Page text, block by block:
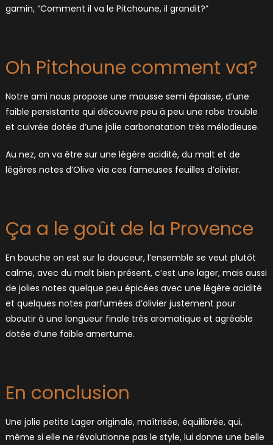
gamin, “Comment il va le Pitchoune, il grandit?”
Oh Pitchoune comment va?
Notre ami nous propose une mousse semi épaisse, d’une
faible persistante qui découvre peu à peu une robe trouble
et cuivrée dotée d’une jolie carbonatation très mélodieuse.
Au nez, on va être sur une légère acidité, du malt et de
légères notes d’Olive via ces fameuses feuilles d’olivier.
Ça a le goût de la Provence
En bouche on est sur la douceur, l’ensemble se veut plutôt
calme, avec du malt bien présent, c’est une lager, mais aussi
de jolies notes quelque peu épicées avec une légère acidité
et quelques notes parfumées d’olivier justement pour
aboutir à une longueur finale très aromatique et agréable
dotée d’une faible amertume.
En conclusion
Une jolie petite Lager originale, maîtrisée, équilibrée, qui,
même si elle ne révolutionne pas le style, lui donne une belle